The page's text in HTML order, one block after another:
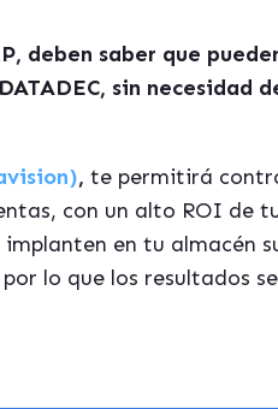
deben saber que
sin necesidad
, te permitirá
con un alto ROI de
en tu almacén
lo que los resultados